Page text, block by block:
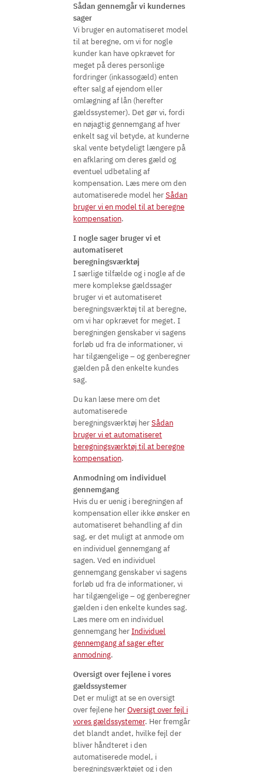
Sådan gennemgår vi kundernes
sager
Vi bruger en automatiseret model
til at beregne, om vi for nogle
kunder kan have opkrævet for
meget på deres personlige
fordringer (inkassogæld) enten
efter salg af ejendom eller
omlægning af lån (herefter
gældssystemer). Det gør vi, fordi
en nøjagtig gennemgang af hver
enkelt sag vil betyde, at kunderne
skal vente betydeligt længere på
en afklaring om deres gæld og
eventuel udbetaling af
kompensation. Læs mere om den
automatiserede model herSådan
bruger vi en model til at beregne
kompensation.
I nogle sager bruger vi et
automatiseret
beregningsværktøj
I særlige tilfælde og i nogle af de
mere komplekse gældssager
bruger vi et automatiseret
beregningsværktøj til at beregne,
om vi har opkrævet for meget. I
beregningen genskaber vi sagens
forløb ud fra de informationer, vi
har tilgængelige – og genberegner
gælden på den enkelte kundes
sag.
Du kan læse mere om det
automatiserede
beregningsværktøj herSådan
bruger vi et automatiseret
beregningsværktøj til at beregne
kompensation.
Anmodning om individuel
gennemgang
Hvis du er uenig i beregningen af
kompensation eller ikke ønsker en
automatiseret behandling af din
sag, er det muligt at anmode om
en individuel gennemgang af
sagen. Ved en individuel
gennemgang genskaber vi sagens
forløb ud fra de informationer, vi
har tilgængelige – og genberegner
gælden i den enkelte kundes sag.
Læs mere om en individuel
gennemgang herIndividuel
gennemgang af sager efter
anmodning.
Oversigt over fejlene i vores
gældssystemer
Det er muligt at se en oversigt
over fejlene herOversigt over fejl i
vores gældssystemer. Her fremgår
det blandt andet, hvilke fejl der
bliver håndteret i den
automatiserede model, i
beregningsværktøjet og i den